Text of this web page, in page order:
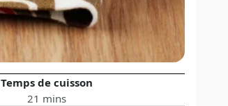
Temps de cuisson
21 mins